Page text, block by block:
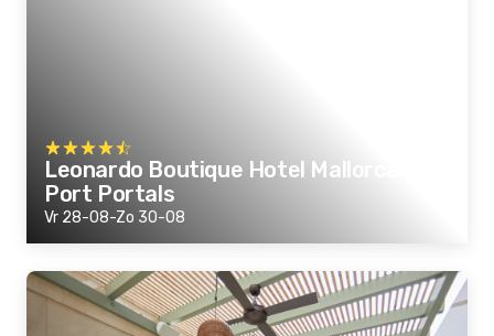
Leonardo Boutique Hotel Mallorca
Port Portals
Vr 28-08-Zo 30-08